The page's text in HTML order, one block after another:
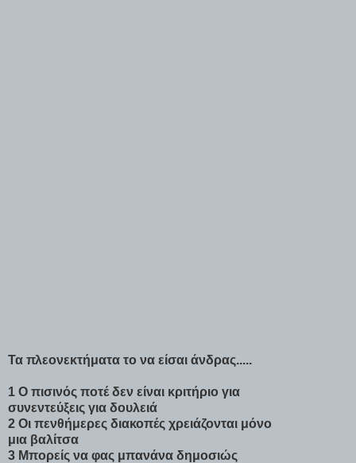
Τα πλεονεκτήματα το να είσαι άνδρας.....
1 Ο πισινός ποτέ δεν είναι κριτήριο για
συνεντεύξεις για δουλειά
2 Οι πενθήμερες διακοπές χρειάζονται μόνο
μια βαλίτσα
3 Μπορείς να φας μπανάνα δημοσιώς